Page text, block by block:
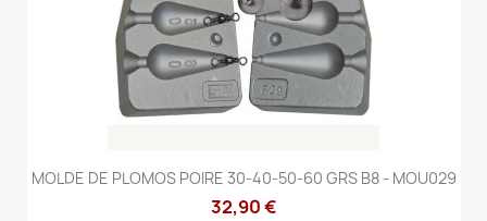
MOLDE DE PLOMOS POIRE 30-40-50-60 GRS B8 - MOU029
32,90 €